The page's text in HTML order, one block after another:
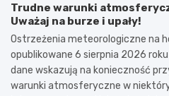
Trudne warunki
Uważaj na burze i upały!
Ostrzeżenia meteorologiczne na
opublikowane 6 sierpnia 2026
dane wskazują na konieczność
warunki atmosferyczne w